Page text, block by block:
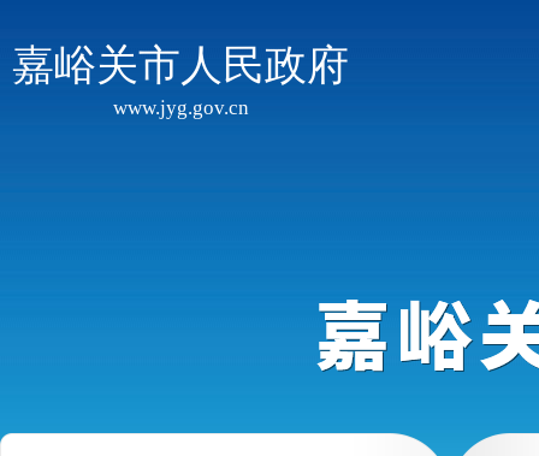
嘉峪关市人民政府
www.jyg.gov.cn